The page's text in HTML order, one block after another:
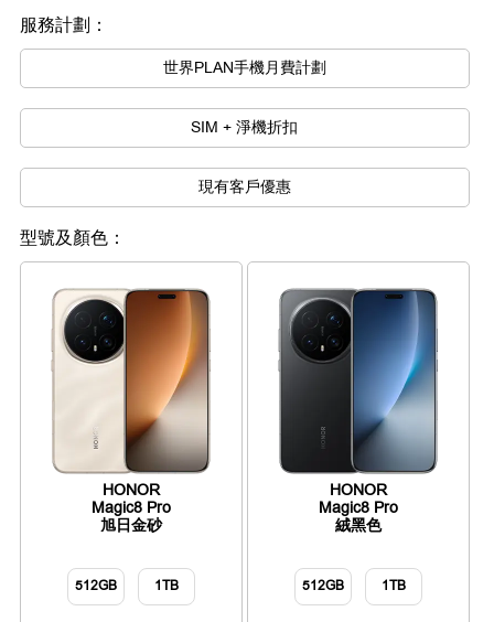
服務計劃：
世界PLAN手機月費計劃
SIM + 淨機折扣
現有客戶優惠
型號及顏色：
HONOR
Magic8 Pro
旭日金砂
512GB 1TB
HONOR
Magic8 Pro
絨黑色
512GB 1TB